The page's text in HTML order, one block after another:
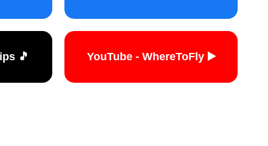
▶️ YouTube - WhereToFly
🎵 TikTok - travelers.tips